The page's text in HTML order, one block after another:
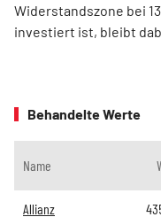
Widerstandszone bei
investiert ist, bleibt
Behandelte Werte
Name
Allianz